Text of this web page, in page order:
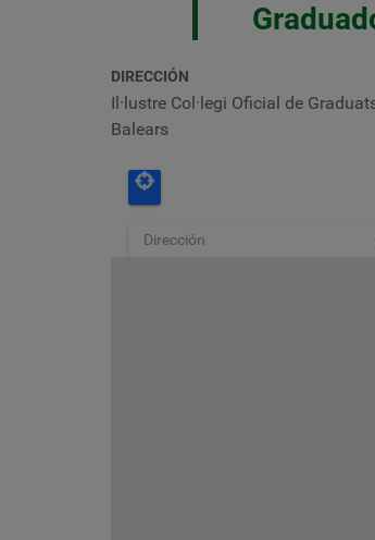
DIRECCIÓN
Il·lustre Col·legi Oficial de
Balears